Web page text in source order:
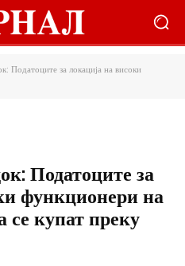
Податоците за локација на високи
Податоците за
функционери на
се купат преку